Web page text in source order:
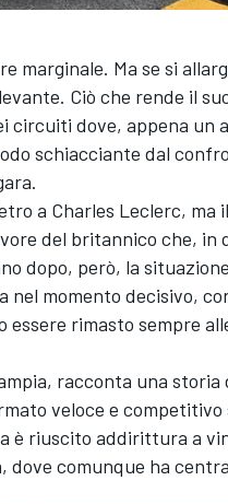
marginale. Ma se si
Ciò che rende il
circuiti dove, appena un
schiacciante dal
a Charles Leclerc, ma
del britannico che, in
dopo, però, la
nel momento decisivo,
rimasto sempre
racconta una storia
veloce e competitivo
è riuscito addirittura a
comunque ha